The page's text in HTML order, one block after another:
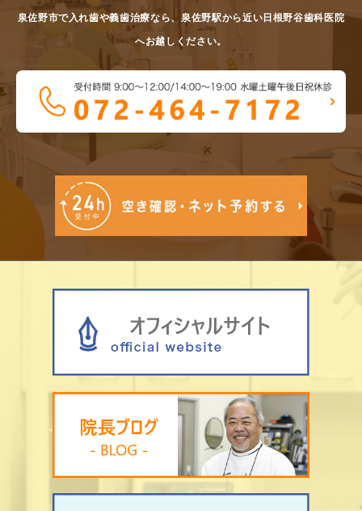
泉佐野市で入れ歯や義歯治療なら、泉佐野駅から近い日根野谷歯科医院
へお越しください。